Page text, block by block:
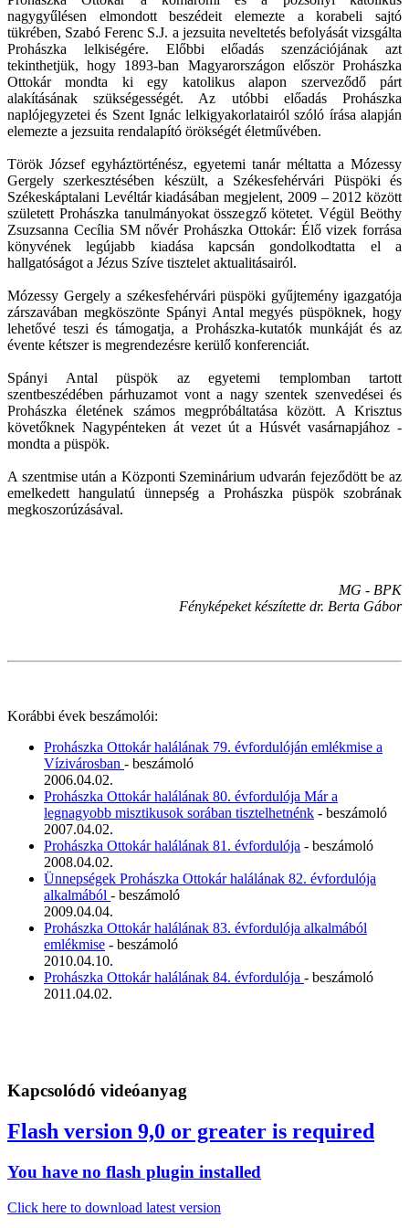
nagygyűlésen elmondott beszédeit elemezte a korabeli sajtó
tükrében, Szabó Ferenc S.J. a jezsuita neveltetés befolyását vizsgálta
Prohászka lelkiségére. Előbbi előadás szenzációjának azt
tekinthetjük, hogy 1893-ban Magyarországon először Prohászka
Ottokár mondta ki egy katolikus alapon szerveződő párt
alakításának szükségességét. Az utóbbi előadás Prohászka
naplójegyzetei és Szent Ignác lelkigyakorlatairól szóló írása alapján
elemezte a jezsuita rendalapító örökségét életművében.
Török József egyháztörténész, egyetemi tanár méltatta a Mózessy
Gergely szerkesztésében készült, a Székesfehérvári Püspöki és
Székeskáptalani Levéltár kiadásában megjelent, 2009 – 2012 között
született Prohászka tanulmányokat összegző kötetet. Végül Beöthy
Zsuzsanna Cecília SM nővér Prohászka Ottokár: Élő vizek forrása
könyvének legújabb kiadása kapcsán gondolkodtatta el a
hallgatóságot a Jézus Szíve tisztelet aktualitásairól.
Mózessy Gergely a székesfehérvári püspöki gyűjtemény igazgatója
zárszavában megköszönte Spányi Antal megyés püspöknek, hogy
lehetővé teszi és támogatja, a Prohászka-kutatók munkáját és az
évente kétszer is megrendezésre kerülő konferenciát.
Spányi Antal püspök az egyetemi templomban tartott
szentbeszédében párhuzamot vont a nagy szentek szenvedései és
Prohászka életének számos megpróbáltatása között. A Krisztus
követőknek Nagypénteken át vezet út a Húsvét vasárnapjához -
mondta a püspök.
A szentmise után a Központi Szeminárium udvarán fejeződött be az
emelkedett hangulatú ünnepség a Prohászka püspök szobrának
megkoszorúzásával.
MG - BPK
Fényképeket készítette dr. Berta Gábor
Korábbi évek beszámolói:
Prohászka Ottokár halálának 79. évfordulóján emlékmise a
Vízivárosban - beszámoló
2006.04.02.
Prohászka Ottokár halálának 80. évfordulója Már a
legnagyobb misztikusok sorában tisztelhetnénk - beszámoló
2007.04.02.
Prohászka Ottokár halálának 81. évfordulója - beszámoló
2008.04.02.
Ünnepségek Prohászka Ottokár halálának 82. évfordulója
alkalmából - beszámoló
2009.04.04.
Prohászka Ottokár halálának 83. évfordulója alkalmából
emlékmise - beszámoló
2010.04.10.
Prohászka Ottokár halálának 84. évfordulója - beszámoló
2011.04.02.
Kapcsolódó videóanyag
Flash version 9,0 or greater is required
You have no flash plugin installed
Click here to download latest version